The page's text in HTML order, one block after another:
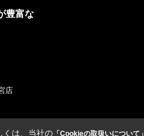
豊富な
店
くは、当社の「Cookieの取扱いについて」